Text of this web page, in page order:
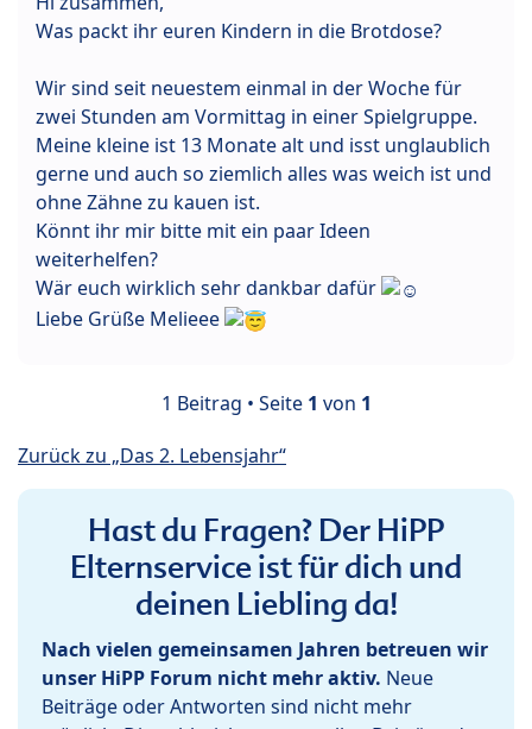
Was packt ihr euren Kindern in die Brotdose?
Wir sind seit neuestem einmal in der Woche für
zwei Stunden am Vormittag in einer Spielgruppe.
Meine kleine ist 13 Monate alt und isst unglaublich
gerne und auch so ziemlich alles was weich ist und
ohne Zähne zu kauen ist.
Könnt ihr mir bitte mit ein paar Ideen
weiterhelfen?
Wär euch wirklich sehr dankbar dafür
Liebe Grüße Melieee
1 Beitrag • Seite 1 von 1
Zurück zu „Das 2. Lebensjahr“
Hast du Fragen? Der HiPP
Elternservice ist für dich und
deinen Liebling da!
Nach vielen gemeinsamen Jahren betreuen wir
unser HiPP Forum nicht mehr aktiv. Neue
Beiträge oder Antworten sind nicht mehr